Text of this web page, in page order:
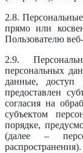
2.8.
прямо или
Пользователю
2.9.
персональных
данные, доступ
предоставлен
согласия на
субъектом
порядке,
(далее –
распространения).